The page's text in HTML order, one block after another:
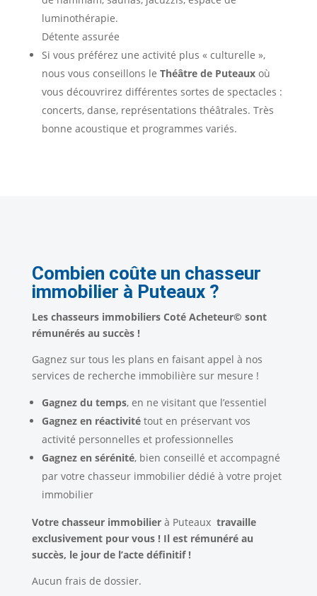
luminothérapie.
Détente assurée
Si vous préférez une activité plus « culturelle »,
nous vous conseillons le Théâtre de Puteauxoù
vous découvrirez différentes sortes de spectacles :
concerts, danse, représentations théâtrales. Très
bonne acoustique et programmes variés.
Combien coûte un chasseur
immobilier à Puteaux ?
Les chasseurs immobiliers Coté Acheteur© sont
rémunérés au succès !
Gagnez sur tous les plans en faisant appel à nos
services de recherche immobilière sur mesure !
Gagnez du temps, en ne visitant que l’essentiel
Gagnez en réactivitétout en préservant vos
activité personnelles et professionnelles
Gagnez en sérénité, bien conseillé et accompagné
par votre chasseur immobilier dédié à votre projet
immobilier
Votre chasseur immobilier à Puteaux travaille
exclusivement pour vous ! Il est rémunéré au
succès, le jour de l’acte définitif !
Aucun frais de dossier.